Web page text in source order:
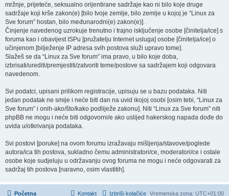
mržnje, prijeteće, seksualno orijentirane sadržaje kao ni bilo koje druge
sadržaje koji krše zakon(e) [bilo tvoje zemlje, bilo zemlje u kojoj je “Linux za
Sve forum” hostan, bilo međunarodni(e) zakon(e)].
Činjenje navedenog uzrokuje trenutno i trajno isključenje osobe [činitelja/ice] s
foruma kao i obavijest ISPu [pružatelju Internet usluga] osobe [činitelja/ice] o
učinjenom [bilježenje IP adresa svih postova služi upravo tome].
Slažeš se da “Linux za Sve forum” ima pravo, u bilo koje doba,
izbrisati/urediti/premjestiti/zatvoriti teme/postove sa sadržajem koji odgovara
navedenom.
Svi podatci, upisani prilikom registracije, upisuju se u bazu podataka. Niti
jedan podatak ne smije i neće biti dan na uvid ikojoj osobi [osim tebi, “Linux za
Sve forum” i onih-ako/što/kako podliježe zakonu]. Niti “Linux za Sve forum” niti
phpBB ne mogu i neće biti odgovorni/e ako uslijed hakerskog napada dođe do
uvida u/otkrivanja podataka.
Svi postovi [poruke] na ovom forumu izražavaju mišljenja/stavove/poglede
autora/ica tih postova, sukladno čemu administratori/ce, moderatori/ce i ostale
osobe koje sudjeluju u održavanju ovog foruma ne mogu i neće odgovarati za
sadržaj tih postova [naravno, osim vlastitih].
Početna Vremenska zona: UTC+01:00
Izbriši kolačiće
Kontakt